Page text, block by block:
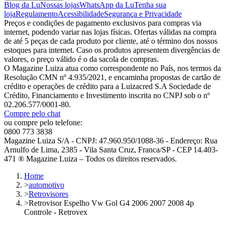
Blog da LuNossas lojasWhatsApp da LuTenha sua
lojaRegulamentoAcessibilidadeSegurança e Privacidade
Preços e condições de pagamento exclusivos para compras via
internet, podendo variar nas lojas físicas. Ofertas válidas na compra
de até 5 peças de cada produto por cliente, até o término dos nossos
estoques para internet. Caso os produtos apresentem divergências de
valores, o preço válido é o da sacola de compras.
O Magazine Luiza atua como correspondente no País, nos termos da
Resolução CMN nº 4.935/2021, e encaminha propostas de cartão de
crédito e operações de crédito para a Luizacred S.A Sociedade de
Crédito, Financiamento e Investimento inscrita no CNPJ sob o nº
02.206.577/0001-80.
Compre pelo chat
ou compre pelo telefone:
0800 773 3838
Magazine Luiza S/A - CNPJ: 47.960.950/1088-36 - Endereço: Rua
Arnulfo de Lima, 2385 - Vila Santa Cruz, Franca/SP - CEP 14.403-
471 ® Magazine Luiza – Todos os direitos reservados.
Home
>automotivo
>Retrovisores
>Retrovisor Espelho Vw Gol G4 2006 2007 2008 4p
Controle - Retrovex